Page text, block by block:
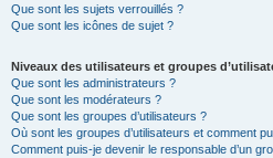
Que sont les sujets verrouillés ?
Que sont les icônes de sujet ?
Niveaux des utilisateurs et groupes
Que sont les administrateurs ?
Que sont les modérateurs ?
Que sont les groupes d’utilisateurs ?
Où sont les groupes d’utilisateurs et comment
Comment puis-je devenir le responsable d’un